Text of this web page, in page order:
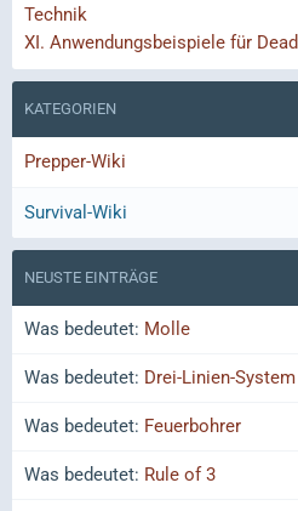
Technik
XI. Anwendungsbeispiele für
KATEGORIEN
Prepper-Wiki
Survival-Wiki
NEUSTE EINTRÄGE
Was bedeutet: Molle
Was bedeutet: Drei-Linien-System
Was bedeutet: Feuerbohrer
Was bedeutet: Rule of 3